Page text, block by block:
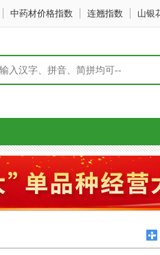
中药材价格指数 连翘指数 山银